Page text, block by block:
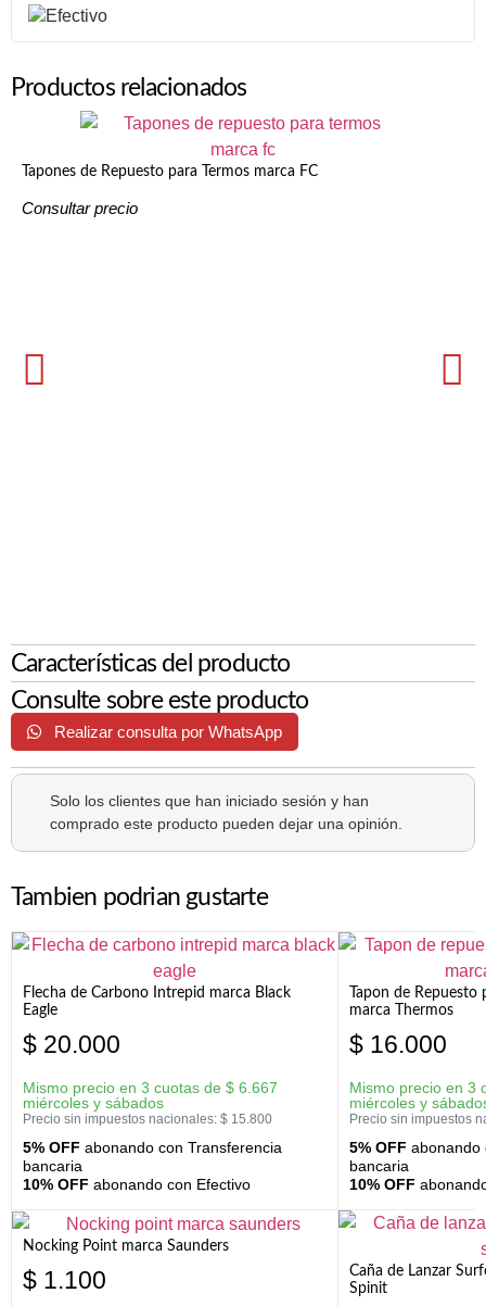
Productos relacionados
Tapones de Repuesto para Termos marca FC
Consultar precio
Características del producto
Consulte sobre este producto
Realizar consulta por WhatsApp
Solo los clientes que han iniciado sesión y han
comprado este producto pueden dejar una opinión.
Tambien podrian gustarte
Flecha de Carbono Intrepid marca Black
Eagle
$ 20.000
Mismo precio en 3 cuotas de $ 6.667
miércoles y sábados
Precio sin impuestos nacionales: $ 15.800
5% OFF abonando con Transferencia
bancaria
10% OFF abonando con Efectivo
Tapon de Repuesto
marca Thermos
$ 16.000
Mismo precio en 3
miércoles y
Precio sin impuestos
5% OFF abonando
bancaria
10% OFF
Nocking Point marca Saunders
$ 1.100
Caña de Lanzar
Spinit